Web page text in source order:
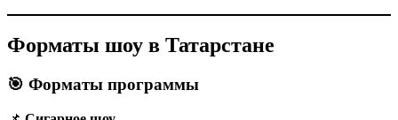
Форматы шоу в Татарстане
🎯 Форматы программы